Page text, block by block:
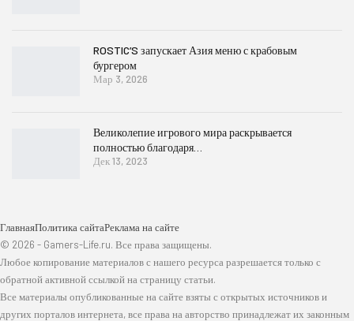
ROSTIC’S запускает Азия меню с крабовым
бургером
Мар 3, 2026
Великолепие игрового мира раскрывается
полностью благодаря…
Дек 13, 2023
ГлавнаяПолитика сайтаРеклама на сайте
© 2026 - Gamers-Life.ru. Все права защищены.
Любое копирование материалов с нашего ресурса разрешается только с
обратной активной ссылкой на страницу статьи.
Все материалы опубликованные на сайте взяты с открытых источников и
других порталов интернета, все права на авторство принадлежат их законным